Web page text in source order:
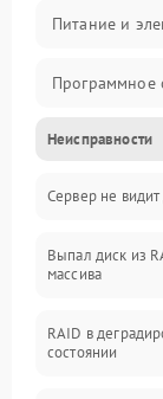
Питание и
Программное
Охлаждение и
Материнская
Сеть и
Неисправности
Сервер не видит
Выпал диск из
массива
RAID в
состоянии